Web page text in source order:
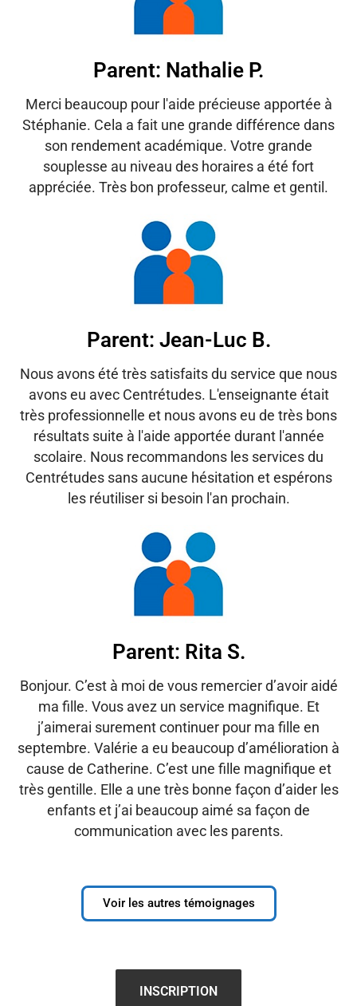
Parent: Nathalie P.
Merci beaucoup pour l'aide précieuse apportée à
Stéphanie. Cela a fait une grande différence dans
son rendement académique. Votre grande
souplesse au niveau des horaires a été fort
appréciée. Très bon professeur, calme et gentil.
Parent: Jean-Luc B.
Nous avons été très satisfaits du service que nous
avons eu avec Centrétudes. L'enseignante était
très professionnelle et nous avons eu de très bons
résultats suite à l'aide apportée durant l'année
scolaire. Nous recommandons les services du
Centrétudes sans aucune hésitation et espérons
les réutiliser si besoin l'an prochain.
Parent: Rita S.
Bonjour. C’est à moi de vous remercier d’avoir aidé
ma fille. Vous avez un service magnifique. Et
j’aimerai surement continuer pour ma fille en
septembre. Valérie a eu beaucoup d’amélioration à
cause de Catherine. C’est une fille magnifique et
très gentille. Elle a une très bonne façon d’aider les
enfants et j’ai beaucoup aimé sa façon de
communication avec les parents.
Voir les autres témoignages
INSCRIPTION